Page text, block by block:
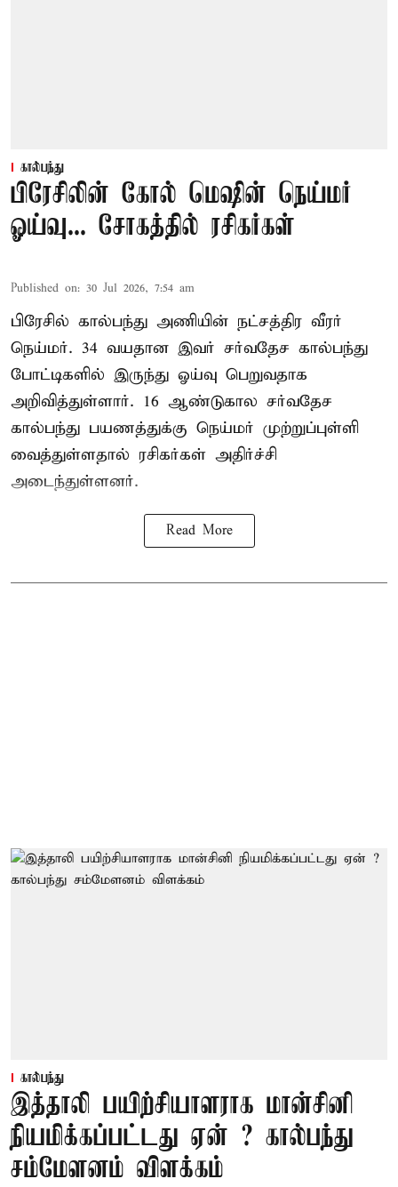
கால்பந்து
பிரேசிலின் கோல் மெஷின் நெய்மர்
ஓய்வு... சோகத்தில் ரசிகர்கள்
Published on: 30 Jul 2026, 7:54 am
பிரேசில் கால்பந்து அணியின் நட்சத்திர வீரர்
நெய்மர். 34 வயதான இவர் சர்வதேச கால்பந்து
போட்டிகளில் இருந்து ஓய்வு பெறுவதாக
அறிவித்துள்ளார். 16 ஆண்டுகால சர்வதேச
கால்பந்து பயணத்துக்கு நெய்மர் முற்றுப்புள்ளி
வைத்துள்ளதால் ரசிகர்கள் அதிர்ச்சி
அடைந்துள்ளனர்.
Read More
கால்பந்து
இத்தாலி பயிற்சியாளராக மான்சினி
நியமிக்கப்பட்டது ஏன் ? கால்பந்து
சம்மேளனம் விளக்கம்